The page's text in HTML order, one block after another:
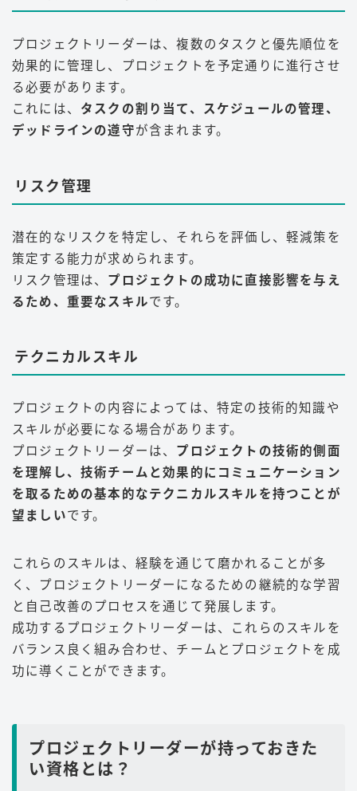
プロジェクトリーダーは、複数のタスクと優先順位を
効果的に管理し、プロジェクトを予定通りに進行させ
る必要があります。
これには、 タスクの割り当て、スケジュールの管理、
デッドラインの遵守が含まれます。
リスク管理
潜在的なリスクを特定し、それらを評価し、軽減策を
策定する能力が求められます。
リスク管理は、 プロジェクトの成功に直接影響を与え
るため、重要なスキルです。
テクニカルスキル
プロジェクトの内容によっては、特定の技術的知識や
スキルが必要になる場合があります。
プロジェクトリーダーは、 プロジェクトの技術的側面
を理解し、技術チームと効果的にコミュニケーション
を取るための基本的なテクニカルスキルを持つことが
望ましいです。
これらのスキルは、経験を通じて磨かれることが多
く、プロジェクトリーダーになるための継続的な学習
と自己改善のプロセスを通じて発展します。
成功するプロジェクトリーダーは、これらのスキルを
バランス良く組み合わせ、チームとプロジェクトを成
功に導くことができます。
プロジェクトリーダーが持っておきた
い資格とは？